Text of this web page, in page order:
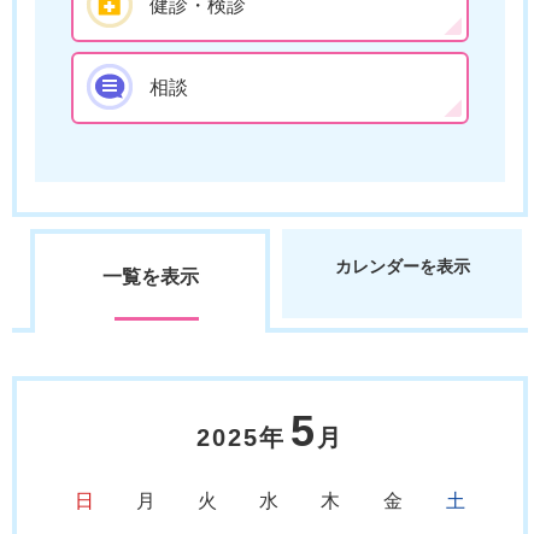
健診・検診
相談
一覧を表示 カレンダーを表示
2025年 5 月
日 月 火 水 木 金 土